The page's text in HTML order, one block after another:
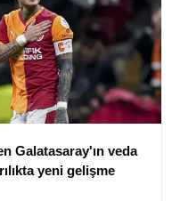
Galatasaray'ın veda
yeni gelişme